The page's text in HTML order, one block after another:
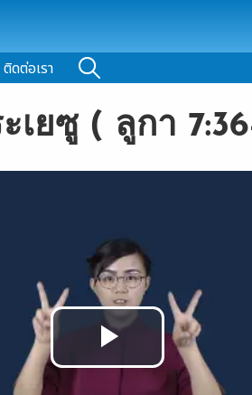
ติดต่อเรา
ยซู ( ลูกา
Play